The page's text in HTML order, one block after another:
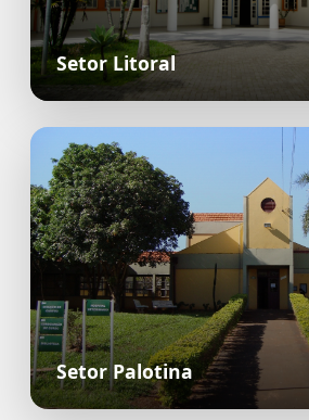
Setor Litoral
Setor Palotina